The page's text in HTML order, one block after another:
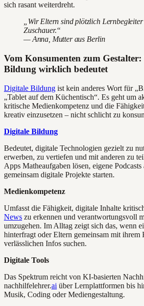
sich rasant weiterdreht.
„Wir Eltern sind plötzlich
Zuschauer.“
— Anna, Mutter aus Berlin
Vom Konsumenten zum
Bildung wirklich bedeutet
Digitale Bildung ist kein anderes Wort für
„Tablet auf dem Küchentisch“. Es geht um
kritische Medienkompetenz und die
kreativ einzusetzen – nicht schlicht zu
Digitale Bildung
Bedeutet, digitale Technologien gezielt zu
erwerben, zu vertiefen und mit anderen zu
Apps Matheaufgaben lösen, eigene
gemeinsam digitale Projekte starten.
Medienkompetenz
Umfasst die Fähigkeit, digitale Inhalte
News zu erkennen und verantwortungsvoll
umzugehen. Im Alltag zeigt sich das, wenn
hinterfragt oder Eltern gemeinsam mit ihrem
verlässlichen Infos suchen.
Digitale Tools
Das Spektrum reicht von KI-basierten
nachhilfelehrer.ai über Lernplattformen bis
Musik, Coding oder Mediengestaltung.